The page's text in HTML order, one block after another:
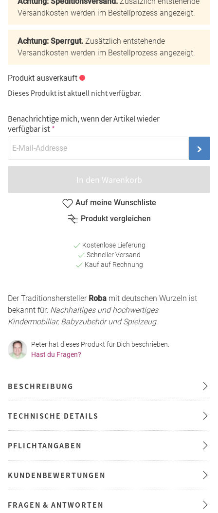
Versandkosten werden im Bestellprozess angezeigt.
Achtung: Sperrgut. Zusätzlich entstehende
Versandkosten werden im Bestellprozess angezeigt.
Produkt ausverkauft
Dieses Produkt ist aktuell nicht verfügbar.
Benachrichtige mich, wenn der Artikel wieder
verfügbar ist
In den Warenkorb
Auf meine Wunschliste
Produkt vergleichen
Kostenlose Lieferung
Schneller Versand
Kauf auf Rechnung
Der Traditionshersteller Roba mit deutschen Wurzeln ist
bekannt für: Nachhaltiges und hochwertiges
Kindermobiliar, Babyzubehör und Spielzeug.
Peter hat dieses Produkt für Dich beschrieben.
Hast du Fragen?
BESCHREIBUNG
TECHNISCHE DETAILS
PFLICHTANGABEN
KUNDENBEWERTUNGEN
FRAGEN & ANTWORTEN